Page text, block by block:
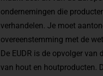
ondernemingen die
verhandelen. Je moet
overeenstemming met de
De EUDR is de opvolger van
van hout en houtproducten.